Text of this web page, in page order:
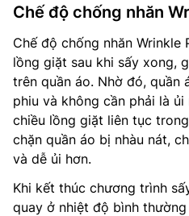
Chế độ chống nhăn
Chế độ chống nhăn
lồng giặt sau khi sấy xong,
trên quần áo. Nhờ đó, quần
phiu và không cần phải là ủi
chiều lồng giặt liên tục
chặn quần áo bị nhàu nát,
và dễ ủi hơn.
Khi kết thúc chương trình
quay ở nhiệt độ bình